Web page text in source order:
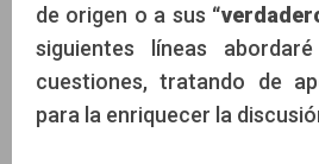
de origen o a sus
siguientes líneas
cuestiones, tratando de
para la enriquecer la